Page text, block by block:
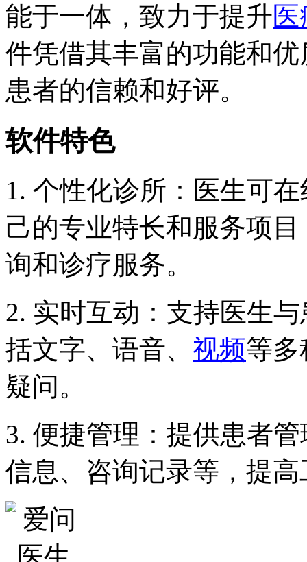
能于一体，致力于提升
件凭借其丰富的功能和优
患者的信赖和好评。
软件特色
1. 个性化诊所：医生可
己的专业特长和服务项
询和诊疗服务。
2. 实时互动：支持医生
括文字、语音、 视频等多
疑问。
3. 便捷管理：提供患者
信息、咨询记录等，提